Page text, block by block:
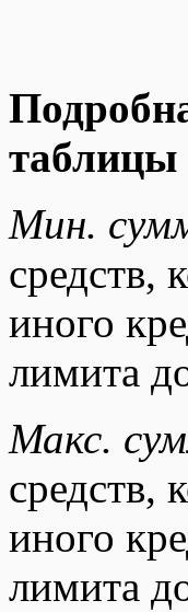
Мин.
средств,
иного
лимита
Макс.
средств,
иного
лимита